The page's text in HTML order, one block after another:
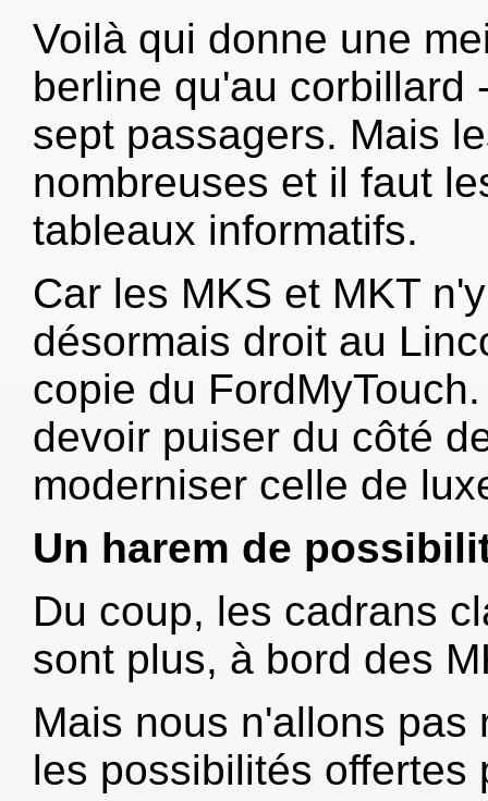
Voilà qui donne une
berline qu'au corbillard
sept passagers. Mais
nombreuses et il faut
tableaux informatifs.
Car les MKS et MKT
désormais droit au
copie du
devoir puiser du côté
moderniser celle de
Un harem de
Du coup, les cadrans
sont plus, à bord des
Mais nous n'allons
les possibilités offertes